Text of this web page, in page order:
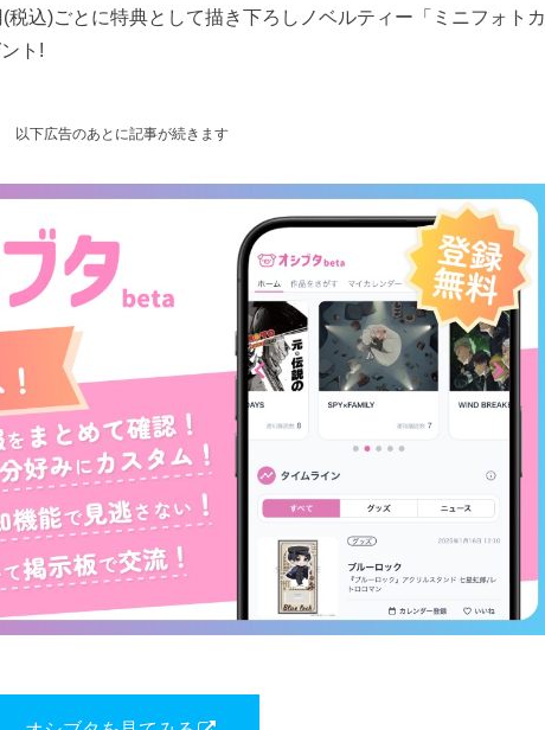
込)ごとに特典として描き下ろしノベルティー「ミニフォトカ
ト!
以下広告のあとに記事が続きます